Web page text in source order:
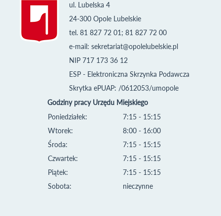
ul. Lubelska 4
24-300 Opole Lubelskie
tel. 81 827 72 01; 81 827 72 00
e-mail: sekretariat@opolelubelskie.pl
NIP 717 173 36 12
ESP - Elektroniczna Skrzynka Podawcza
Skrytka ePUAP: /0612053/umopole
Godziny pracy Urzędu Miejskiego
Poniedziałek:
Wtorek:
Środa:
Czwartek:
Piątek:
Sobota:
7:15 - 15:15
8:00 - 16:00
7:15 - 15:15
7:15 - 15:15
7:15 - 15:15
nieczynne